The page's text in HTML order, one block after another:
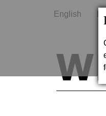
English